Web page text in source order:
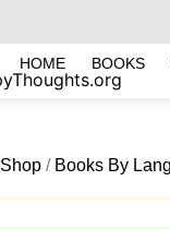
HOME BOOKS
Shop / Books By